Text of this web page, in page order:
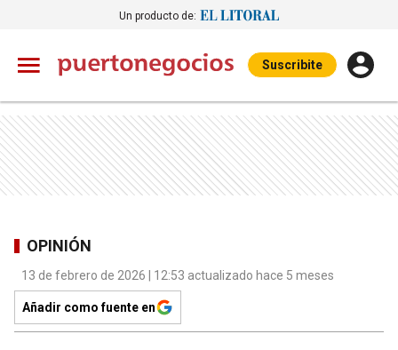
Un producto de:
Suscribite
OPINIÓN
13 de febrero de 2026 | 12:53 actualizado hace 5 meses
Añadir como fuente en